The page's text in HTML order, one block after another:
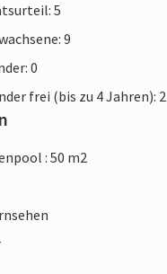
5
9
0
frei (bis zu 4 Jahren): 2
: 50 m2